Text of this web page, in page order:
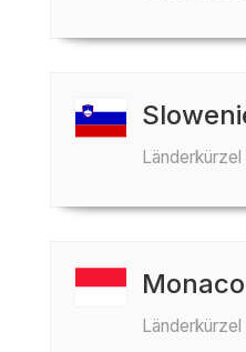
Länderkürzel
Monaco
Länderkürzel